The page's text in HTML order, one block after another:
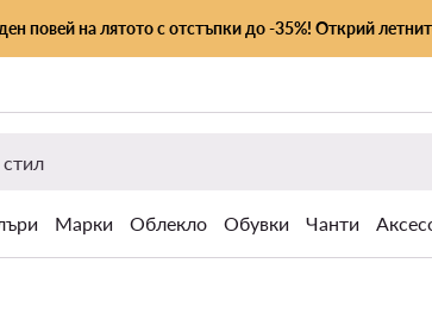
повей на лятото с отстъпки до -35%! Открий
Марки Облекло Обувки Чанти